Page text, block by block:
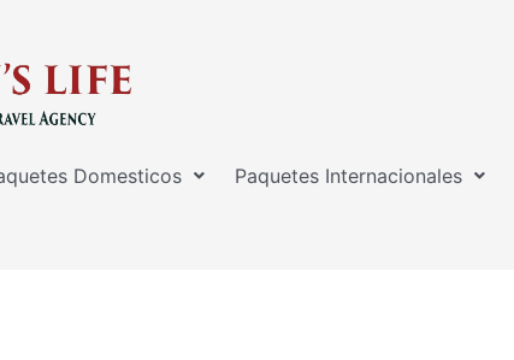
Domesticos Paquetes Internacionales